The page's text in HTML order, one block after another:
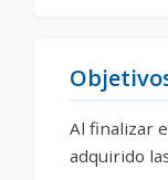
Al finalizar
adquirido